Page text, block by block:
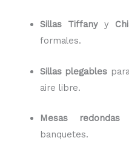
Sillas Tiffanyy
formales.
Sillas plegables
aire libre.
Mesas redondas
banquetes.